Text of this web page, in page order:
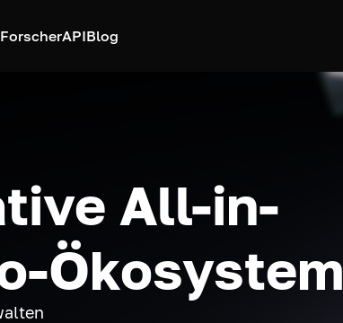
ForscherAPIBlog
All-in-
Ökosystem